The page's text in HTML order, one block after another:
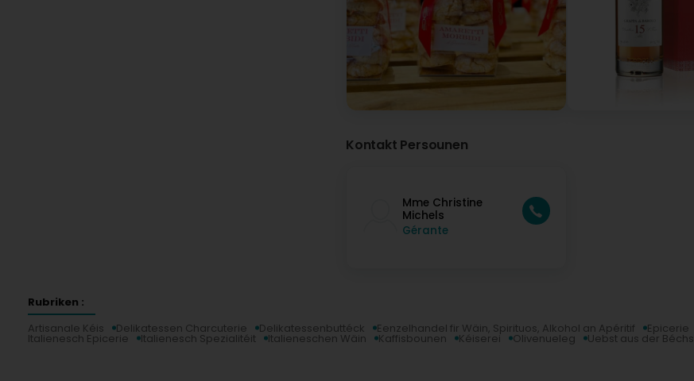
Kontakt Persounen
Mme Christine
Michels
Gérante
Rubriken :
Artisanale Kéis
Delikatessen Charcuterie Delikatessenbuttéck Eenzelhandel fir Wäin, Spirituos, Alkohol an Apéritif Epicerie
Italienesch Epicerie Italienesch Spezialitéit Italieneschen Wäin Kaffisbounen Kéiserei Olivenueleg Uebst aus der Béchs